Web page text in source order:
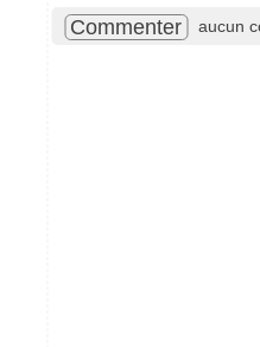
Commenter aucun